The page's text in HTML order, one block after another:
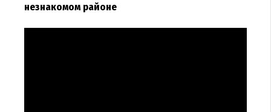
незнакомом районе